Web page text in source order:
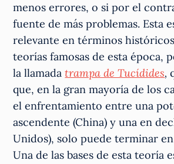
menos errores, o si por el
fuente de más problemas. Esta
relevante en términos
teorías famosas de esta época,
la llamadatrampa de Tucídides,
que, en la gran mayoría de los
el enfrentamiento entre una
ascendente (China) y una en
Unidos), solo puede terminar
Una de las bases de esta teoría